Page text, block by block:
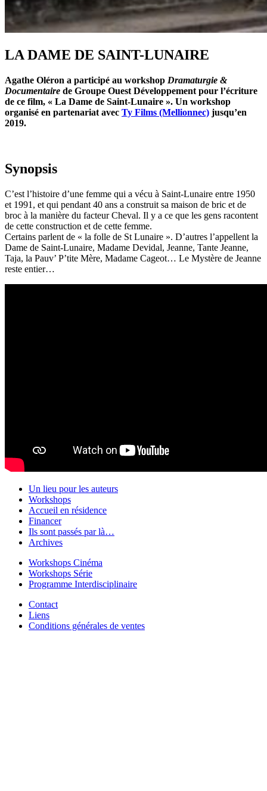
LA DAME DE SAINT-LUNAIRE
Agathe Oléron a participé au workshop Dramaturgie &
Documentaire de Groupe Ouest Développement pour l’écriture
de ce film, « La Dame de Saint-Lunaire ». Un workshop
organisé en partenariat avec Ty Films (Mellionnec) jusqu’en
2019.
Synopsis
C’est l’histoire d’une femme qui a vécu à Saint-Lunaire entre 1950
et 1991, et qui pendant 40 ans a construit sa maison de bric et de
broc à la manière du facteur Cheval. Il y a ce que les gens racontent
de cette construction et de cette femme.
Certains parlent de « la folle de St Lunaire ». D’autres l’appellent la
Dame de Saint-Lunaire, Madame Devidal, Jeanne, Tante Jeanne,
Taja, la Pauv’ P’tite Mère, Madame Cageot… Le Mystère de Jeanne
reste entier…
Un lieu pour les auteurs
Workshops
Accueil en résidence
Financer
Ils sont passés par là…
Archives
Workshops Cinéma
Workshops Série
Programme Interdisciplinaire
Contact
Liens
Conditions générales de ventes